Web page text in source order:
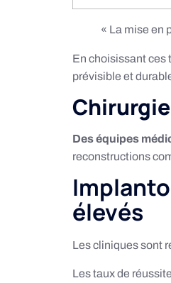
« La mise en
En choisissant ces
prévisible et
Des équipes
reconstructions
élevés
Les cliniques sont
Les taux de